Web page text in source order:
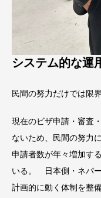
システム的な運
民間の努力だけでは限界
現在のビザ申請・審査
ないため、民間の努力
申請者数が年々増加す
いる。 日本側・ネパ
計画的に動く体制を整